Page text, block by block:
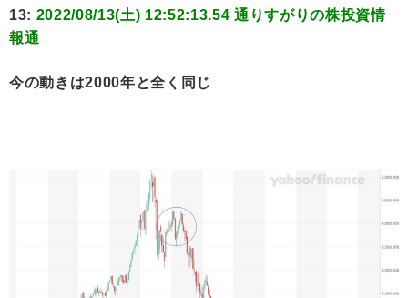
13: 2022/08/13(土) 12:52:13.54 通りすがりの株投資情
報通
今の動きは2000年と全く同じ